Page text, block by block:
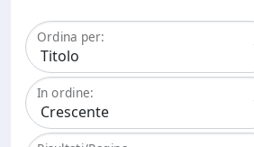
Ordina per:
In ordine: